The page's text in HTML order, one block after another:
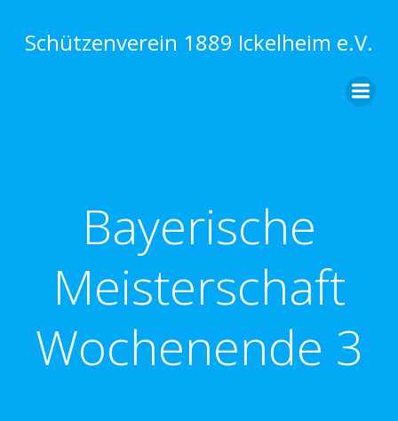
Inhalt
springen
Schützenverein 1889 Ickelheim e.V.
Bayerische
Meisterschaft
Wochenende 3